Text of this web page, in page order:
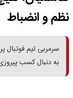
نظم و انضباط
سرمربی تیم فوتبال
به دنبال کسب